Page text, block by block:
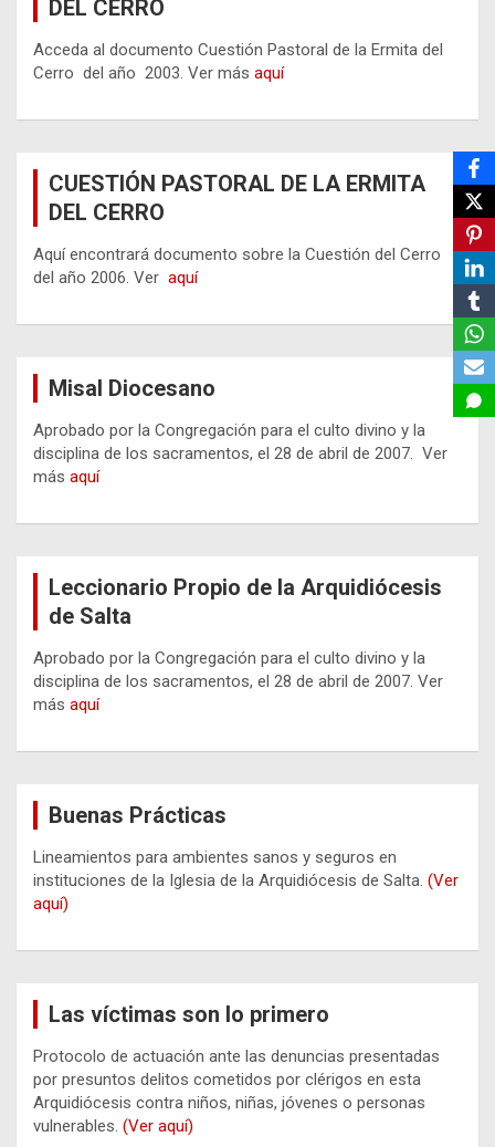
DEL CERRO
Acceda al documento Cuestión Pastoral de la Ermita del
Cerro del año 2003. Ver más aquí
CUESTIÓN PASTORAL DE LA ERMITA
DEL CERRO
Aquí encontrará documento sobre la Cuestión del Cerro
del año 2006. Ver aquí
Misal Diocesano
Aprobado por la Congregación para el culto divino y la
disciplina de los sacramentos, el 28 de abril de 2007. Ver
más aquí
Leccionario Propio de la Arquidiócesis
de Salta
Aprobado por la Congregación para el culto divino y la
disciplina de los sacramentos, el 28 de abril de 2007. Ver
más aquí
Buenas Prácticas
Lineamientos para ambientes sanos y seguros en
instituciones de la Iglesia de la Arquidiócesis de Salta. (Ver
aquí)
Las víctimas son lo primero
Protocolo de actuación ante las denuncias presentadas
por presuntos delitos cometidos por clérigos en esta
Arquidiócesis contra niños, niñas, jóvenes o personas
vulnerables. (Ver aquí)